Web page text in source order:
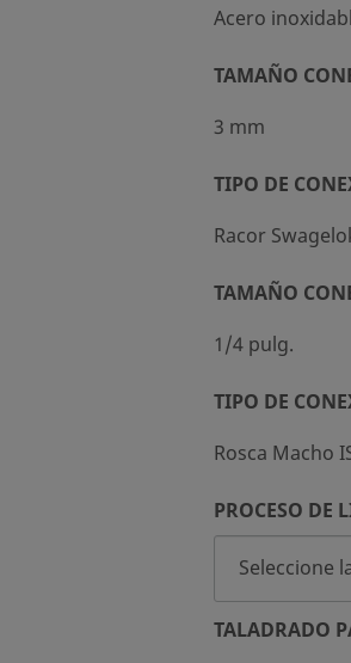
Acero
3 mm
TAMAÑO
Racor
TIPO DE
1/4 pulg.
TAMAÑO
Rosca Macho
TIPO DE
PROCESO DE
TALADRADO